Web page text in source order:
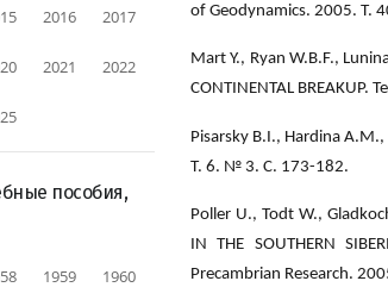
2016 2017
2021 2022
пособия,
1959 1960
of Geodynamics. 2005. Т.
Mart Y., Ryan W.B.F., Lunina
CONTINENTAL
Pisarsky B.I., Hardina A.M.,
Т. 6. № 3. С. 173-182.
Poller U., Todt W.,
IN THE SOUTHERN
Precambrian Research.